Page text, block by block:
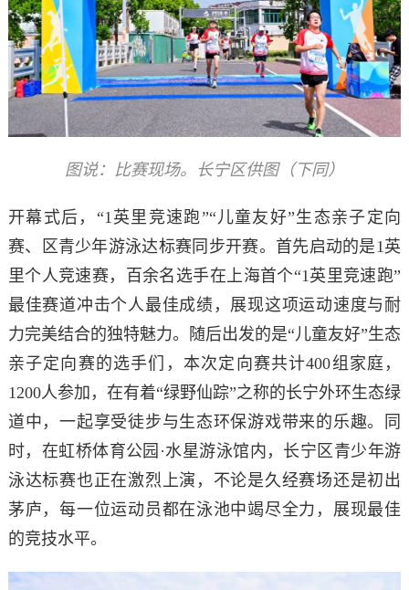
图说：比赛现场。长宁区供图（下同）
开幕式后，“1英里竞速跑”“儿童友好”生态亲子定向
赛、区青少年游泳达标赛同步开赛。首先启动的是1英
里个人竞速赛，百余名选手在上海首个“1英里竞速跑”
最佳赛道冲击个人最佳成绩，展现这项运动速度与耐
力完美结合的独特魅力。随后出发的是“儿童友好”生态
亲子定向赛的选手们，本次定向赛共计400组家庭，
1200人参加，在有着“绿野仙踪”之称的长宁外环生态绿
道中，一起享受徒步与生态环保游戏带来的乐趣。同
时，在虹桥体育公园·水星游泳馆内，长宁区青少年游
泳达标赛也正在激烈上演，不论是久经赛场还是初出
茅庐，每一位运动员都在泳池中竭尽全力，展现最佳
的竞技水平。